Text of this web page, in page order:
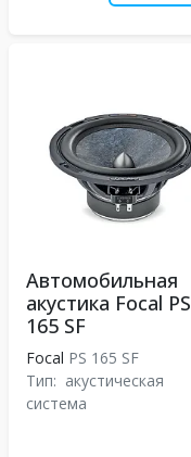
Автомобильная
акустика Focal PS
165 SF
Focal PS 165 SF
Тип: акустическая
система